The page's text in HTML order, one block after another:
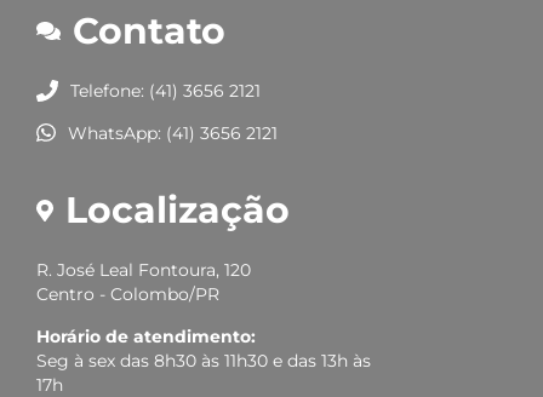
Contato
Telefone: (41) 3656 2121
WhatsApp: (41) 3656 2121
Localização
R. José Leal Fontoura, 120
Centro - Colombo/PR
Horário de atendimento:
Seg à sex das 8h30 às 11h30 e das 13h às
17h